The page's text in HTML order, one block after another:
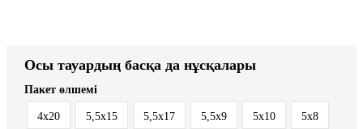
Осы тауардың басқа да нұсқалары
Пакет өлшемі
4x20 5,5x15 5,5x17 5,5x9 5x10 5x8